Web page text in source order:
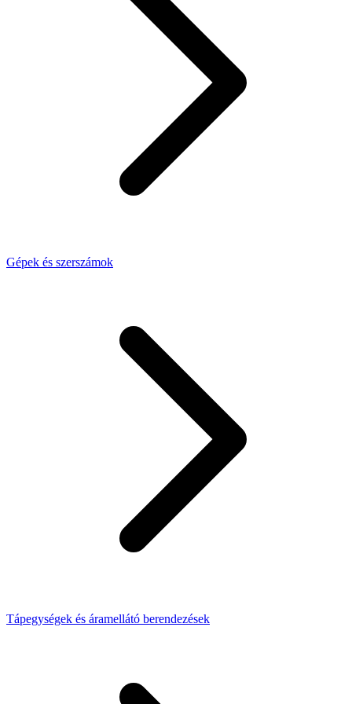
Gépek és szerszámok
Tápegységek és áramellátó berendezések